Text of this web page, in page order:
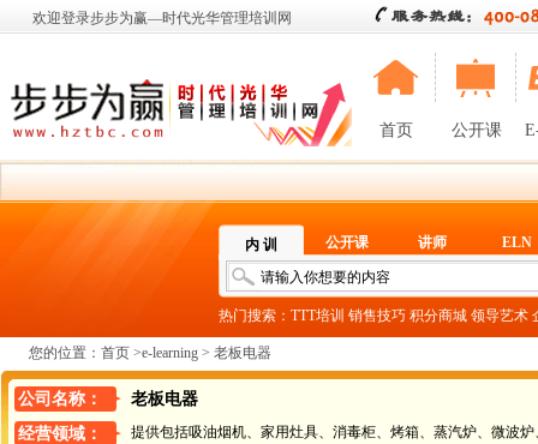
欢迎登录步步为赢—时代光华管理培训网
首页 公开课
内 训 公开课 讲师 ELN
热门搜索： TTT培训 销售技巧 积分商城 领导艺术
您的位置： 首页 >e-learning > 老板电器
公司名称：
老板电器
经营领域：
提供包括吸油烟机、家用灶具、消毒柜、烤箱、蒸汽炉、微波